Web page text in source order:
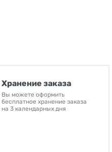
Хранение заказа
Вы можете оформить
бесплатное хранение заказа
на 3 календарных дня